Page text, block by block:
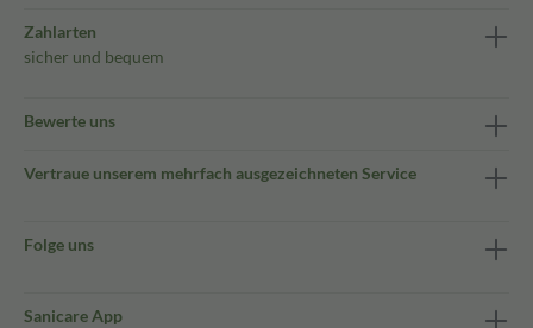
Zahlarten
sicher und bequem
Bewerte uns
Vertraue unserem mehrfach ausgezeichneten Service
Folge uns
Sanicare App